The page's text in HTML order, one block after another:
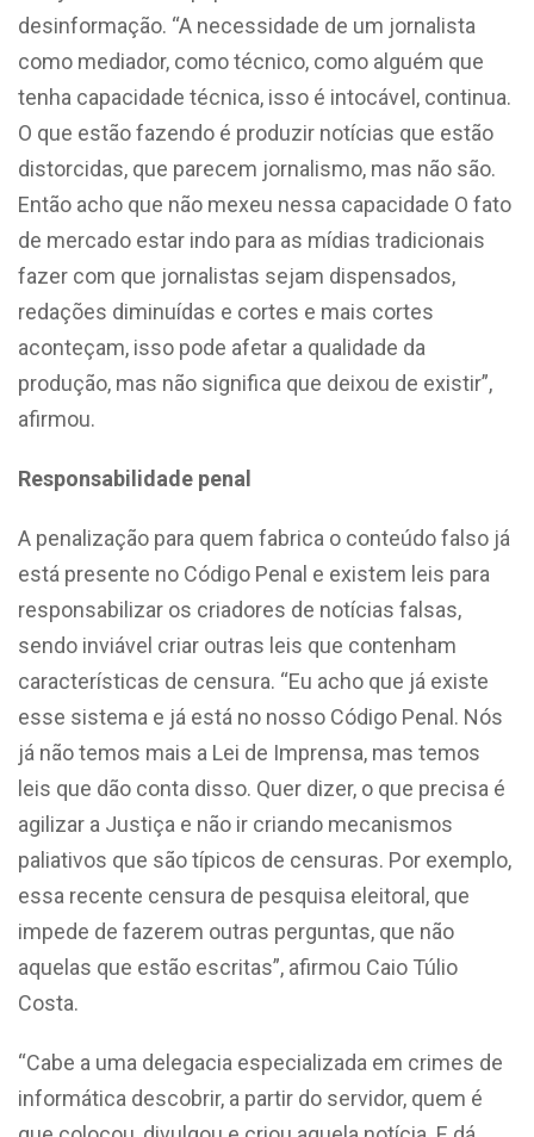
desinformação. “A necessidade de um jornalista
como mediador, como técnico, como alguém que
tenha capacidade técnica, isso é intocável, continua.
O que estão fazendo é produzir notícias que estão
distorcidas, que parecem jornalismo, mas não são.
Então acho que não mexeu nessa capacidade O fato
de mercado estar indo para as mídias tradicionais
fazer com que jornalistas sejam dispensados,
redações diminuídas e cortes e mais cortes
aconteçam, isso pode afetar a qualidade da
produção, mas não significa que deixou de existir”,
afirmou.
Responsabilidade penal
A penalização para quem fabrica o conteúdo falso já
está presente no Código Penal e existem leis para
responsabilizar os criadores de notícias falsas,
sendo inviável criar outras leis que contenham
características de censura. “Eu acho que já existe
esse sistema e já está no nosso Código Penal. Nós
já não temos mais a Lei de Imprensa, mas temos
leis que dão conta disso. Quer dizer, o que precisa é
agilizar a Justiça e não ir criando mecanismos
paliativos que são típicos de censuras. Por exemplo,
essa recente censura de pesquisa eleitoral, que
impede de fazerem outras perguntas, que não
aquelas que estão escritas”, afirmou Caio Túlio
Costa.
“Cabe a uma delegacia especializada em crimes de
informática descobrir, a partir do servidor, quem é